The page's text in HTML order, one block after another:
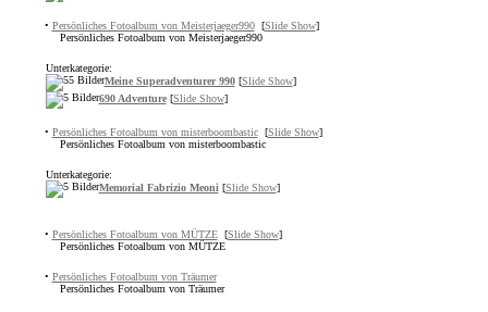
• Persönliches Fotoalbum von Meisterjaeger990 [Slide Show]
Persönliches Fotoalbum von Meisterjaeger990
Unterkategorie:
Meine Superadventurer 990[Slide Show]
690 Adventure[Slide Show]
• Persönliches Fotoalbum von misterboombastic [Slide Show]
Persönliches Fotoalbum von misterboombastic
Unterkategorie:
Memorial Fabrizio Meoni[Slide Show]
• Persönliches Fotoalbum von MÜTZE [Slide Show]
Persönliches Fotoalbum von MÜTZE
• Persönliches Fotoalbum von Träumer
Persönliches Fotoalbum von Träumer